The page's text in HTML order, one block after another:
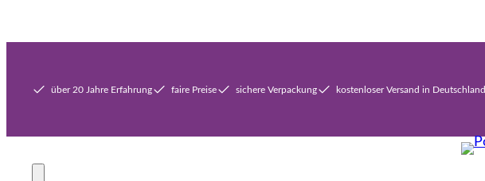
über 20 Jahre Erfahrung faire Preise sichere Verpackung kostenloser Versand in Deutschland